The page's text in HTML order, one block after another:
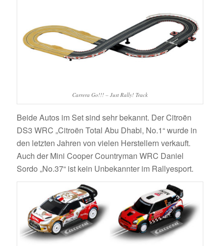
Carrera Go!!! – Just Rally! Track
Beide Autos im Set sind sehr bekannt. Der Citroën
DS3 WRC „Citroën Total Abu Dhabi, No.1“ wurde in
den letzten Jahren von vielen Herstellern verkauft.
Auch der Mini Cooper Countryman WRC Daniel
Sordo „No.37“ ist kein Unbekannter im Rallyesport.